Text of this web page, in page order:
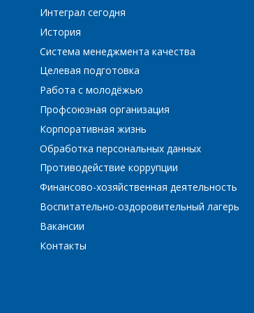
Интеграл сегодня
История
Система менеджмента качества
Целевая подготовка
Работа с молодёжью
Профсоюзная организация
Корпоративная жизнь
Обработка персональных данных
Противодействие коррупции
Финансово-хозяйственная деятельность
Воспитательно-оздоровительный лагерь
Вакансии
Контакты